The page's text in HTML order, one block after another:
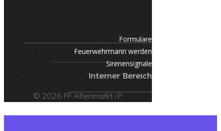
Formulare
Feuerwehrmann werden
Sirenensignale
Interner Bereich
© 2026 FF Altenmarkt i.P